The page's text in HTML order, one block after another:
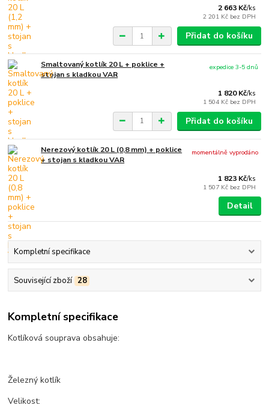
2 663 Kč/ks
2 201 Kč bez DPH
Přidat do košíku
Smaltovaný kotlík 20 L + poklice +
stojan s kladkou VAR
1 820 Kč/ks
1 504 Kč bez DPH
expedice 3-5 dnů
Přidat do košíku
Nerezový kotlík 20 L (0,8 mm) + poklice
+ stojan s kladkou VAR
1 823 Kč/ks
1 507 Kč bez DPH
momentálně vyprodáno
Detail
Kompletní specifikace
Související zboží 28
Kompletní specifikace
Kotlíková souprava obsahuje:
Železný kotlík
Velikost: